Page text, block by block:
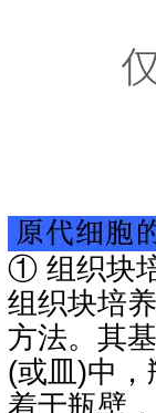
① 组织块
组织块培
方法。其
(或皿)中
着于瓶壁